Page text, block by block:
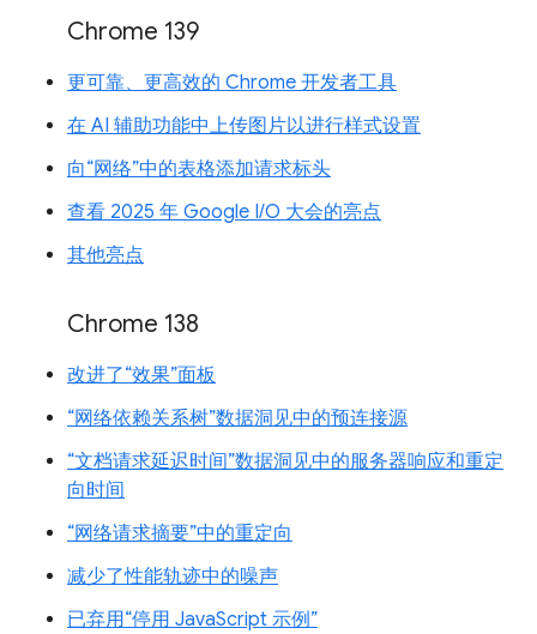
Chrome 139
更可靠、更高效的 Chrome 开发者工具
在 AI 辅助功能中上传图片以进行样式设置
向“网络”中的表格添加请求标头
查看 2025 年 Google I/O 大会的亮点
其他亮点
Chrome 138
改进了“效果”面板
“网络依赖关系树”数据洞见中的预连接源
“文档请求延迟时间”数据洞见中的服务器响应和重定
向时间
“网络请求摘要”中的重定向
减少了性能轨迹中的噪声
已弃用“停用 JavaScript 示例”